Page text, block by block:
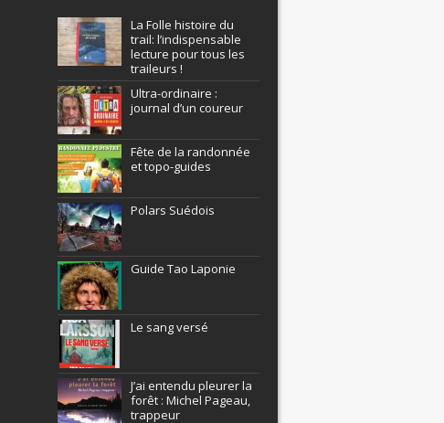
La Folle histoire du
trail: l’indispensable
lecture pour tous les
traileurs !
Ultra-ordinaire :
journal d’un coureur
Fête de la randonnée
et topo-guides
Polars Suédois
Guide Tao Laponie
Le sang versé
J’ai entendu pleurer la
forêt : Michel Pageau,
trappeur